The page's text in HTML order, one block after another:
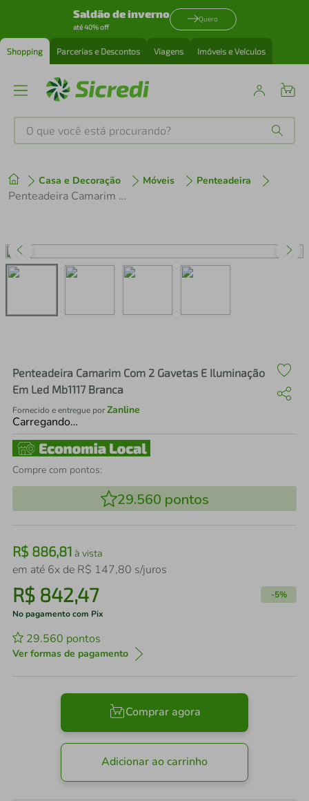
Saldão de inverno
até 40% off
Quero
Shopping Parcerias e Descontos Viagens Imóveis e Veículos
O que você está procurando?
Casa e Decoração Móveis Penteadeira
Penteadeira Camarim Com 2 Gavetas E Iluminação Em Led Mb1117 Branca
Penteadeira Camarim Com 2 Gavetas E Iluminação
Em Led Mb1117 Branca
Fornecido e entregue porZanline
Carregando…
Compre com pontos:
29.560 pontos
R$ 886,81 à vista
em até 6x de R$ 147,80 s/juros
R$ 842,47 -5%
No pagamento com Pix
29.560 pontos
Ver formas de pagamento
Comprar agora
Adicionar ao carrinho
1º tenis
perfume